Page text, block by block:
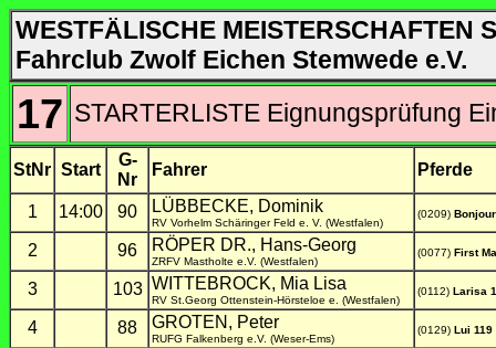
WESTFÄLISCHE MEISTERSCHAFTEN
Fahrclub Zwolf Eichen Stemwede e.V.
17 STARTERLISTE Eignungsprüfung
StNr Start
G-
Nr
Fahrer Pferde
1 14:00 90 LÜBBECKE, Dominik
RV Vorhelm Schäringer Feld e. V. (Westfalen)
(0209)
2 96 RÖPER DR., Hans-Georg
ZRFV Mastholte e.V. (Westfalen)
(0077) First
3 103 WITTEBROCK, Mia Lisa
RV St.Georg Ottenstein-Hörsteloe e. (Westfalen)
(0112) Larisa
4 88 GROTEN, Peter
RUFG Falkenberg e.V. (Weser-Ems)
(0129) Lui 119